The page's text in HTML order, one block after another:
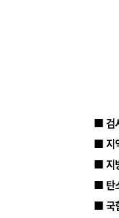
■ 지
■ 탄